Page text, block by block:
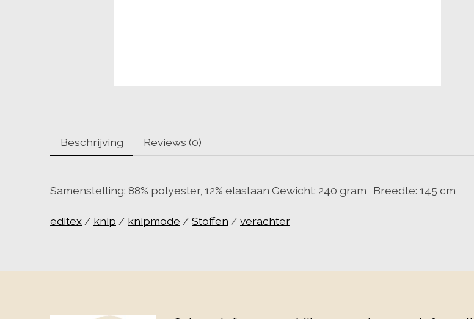
Beschrijving Reviews (0)
Samenstelling: 88% polyester, 12% elastaan Gewicht: 240 gram Breedte: 145 cm
editex / knip / knipmode / Stoffen / verachter